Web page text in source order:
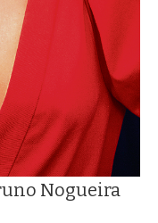
Nogueira